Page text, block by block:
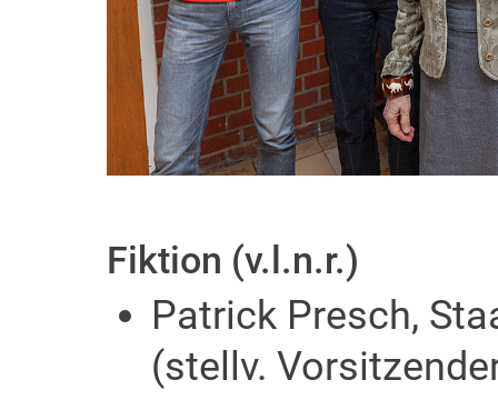
Fiktion (v.l.n.r.)
Patrick Presch,
(stellv.